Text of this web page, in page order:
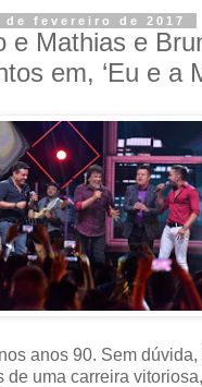
fevereiro de 2017
e Mathias e
em, ‘Eu e a
anos 90. Sem
de uma carreira